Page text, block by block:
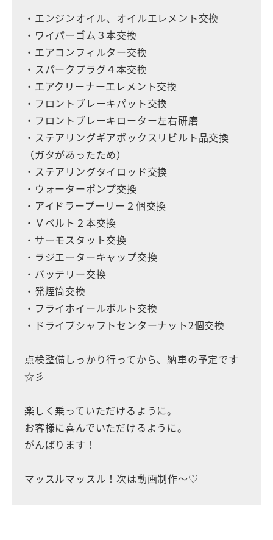
・エンジンオイル、オイルエレメント交換
・ワイパーゴム３本交換
・エアコンフィルター交換
・スパークプラグ４本交換
・エアクリーナーエレメント交換
・フロントブレーキパット交換
・フロントブレーキローター左右研磨
・ステアリングギアボックスリビルト品交換
（ガタがあったため）
・ステアリングタイロッド交換
・ウォーターポンプ交換
・アイドラープーリー２個交換
・Ｖベルト２本交換
・サーモスタット交換
・ラジエーターキャップ交換
・バッテリー交換
・発煙筒交換
・フライホイールボルト交換
・ドライブシャフトセンターナット2個交換
点検整備しっかり行ってから、納車の予定です
☆彡
楽しく乗っていただけるように。
お客様に喜んでいただけるように。
がんばります！
マッスルマッスル！次は動画制作〜♡